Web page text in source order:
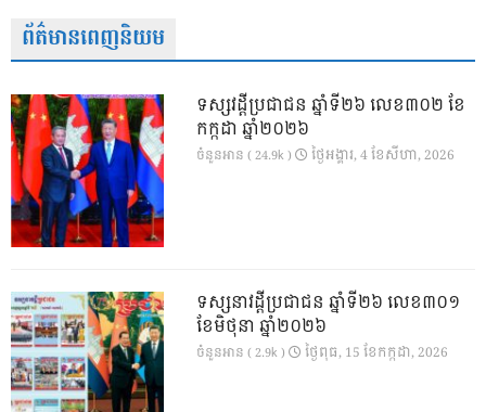
ព័ត៌មានពេញនិយម
ទស្សវដ្តីប្រជាជន ឆ្នាំទី២៦ លេខ៣០២ ខែ
កក្កដា ឆ្នាំ២០២៦
ចំនួនអាន ( 24.9k ) ថ្ងៃ​អង្គារ, 4 ខែ​សីហា, 2026
ទស្សនាវដ្ដីប្រជាជន ឆ្នាំទី២៦ លេខ៣០១
ខែមិថុនា ឆ្នាំ២០២៦
ចំនួនអាន ( 2.9k ) ថ្ងៃ​ពុធ, 15 ខែ​កក្កដា, 2026